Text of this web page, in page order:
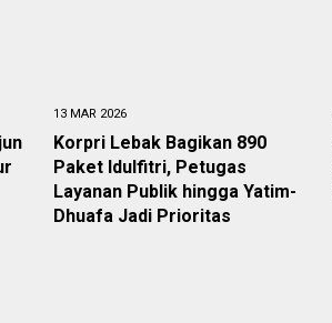
13 MAR 2026
Korpri Lebak Bagikan 890
Paket Idulfitri, Petugas
Layanan Publik hingga Yatim-
Dhuafa Jadi Prioritas